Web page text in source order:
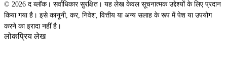
© 2026 द ब्लॉक। सर्वाधिकार सुरक्षित। यह लेख केवल सूचनात्मक उद्देश्यों के लिए प्रदान
किया गया है। इसे कानूनी, कर, निवेश, वित्तीय या अन्य सलाह के रूप में पेश या उपयोग
करने का इरादा नहीं है।
लोकप्रिय लेख